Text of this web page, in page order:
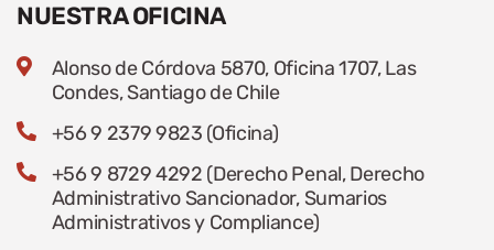
NUESTRA OFICINA
Alonso de Córdova 5870, Oficina 1707, Las
Condes, Santiago de Chile
+56 9 2379 9823 (Oficina)
+56 9 8729 4292 (Derecho Penal, Derecho
Administrativo Sancionador, Sumarios
Administrativos y Compliance)